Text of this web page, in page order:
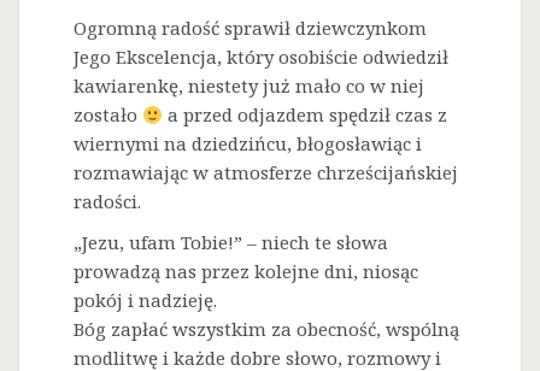
Ogromną radość sprawił dziewczynkom
Jego Ekscelencja, który osobiście odwiedził
kawiarenkę, niestety już mało co w niej
zostało
a przed odjazdem spędził czas z
wiernymi na dziedzińcu, błogosławiąc i
rozmawiając w atmosferze chrześcijańskiej
radości.
„Jezu, ufam Tobie!” – niech te słowa
prowadzą nas przez kolejne dni, niosąc
pokój i nadzieję.
Bóg zapłać wszystkim za obecność, wspólną
modlitwę i każde dobre słowo, rozmowy i